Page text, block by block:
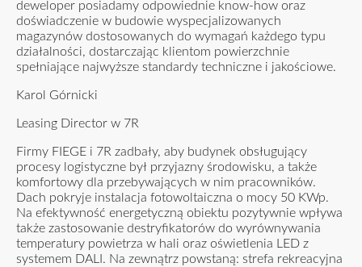
deweloper posiadamy odpowiednie know-how oraz
doświadczenie w budowie wyspecjalizowanych
magazynów dostosowanych do wymagań każdego typu
działalności, dostarczając klientom powierzchnie
spełniające najwyższe standardy techniczne i jakościowe.
Karol Górnicki
Leasing Director w 7R
Firmy FIEGE i 7R zadbały, aby budynek obsługujący
procesy logistyczne był przyjazny środowisku, a także
komfortowy dla przebywających w nim pracowników.
Dach pokryje instalacja fotowoltaiczna o mocy 50 KWp.
Na efektywność energetyczną obiektu pozytywnie wpływa
także zastosowanie destryfikatorów do wyrównywania
temperatury powietrza w hali oraz oświetlenia LED z
systemem DALI. Na zewnątrz powstaną: strefa rekreacyjna